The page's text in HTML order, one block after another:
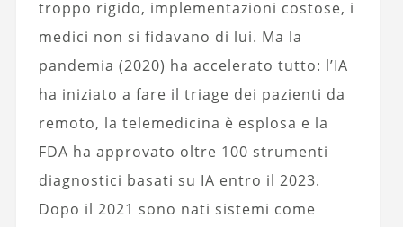
troppo rigido, implementazioni costose, i
medici non si fidavano di lui. Ma la
pandemia (2020) ha accelerato tutto: l’IA
ha iniziato a fare il triage dei pazienti da
remoto, la telemedicina è esplosa e la
FDA ha approvato oltre 100 strumenti
diagnostici basati su IA entro il 2023.
Dopo il 2021 sono nati sistemi come